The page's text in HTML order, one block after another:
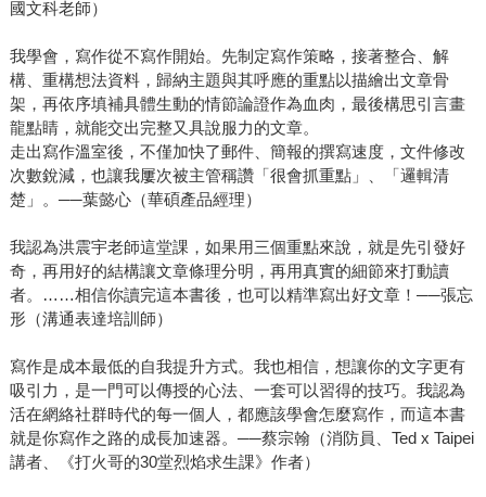
國文科老師）
我學會，寫作從不寫作開始。先制定寫作策略，接著整合、解
構、重構想法資料，歸納主題與其呼應的重點以描繪出文章骨
架，再依序填補具體生動的情節論證作為血肉，最後構思引言畫
龍點睛，就能交出完整又具說服力的文章。
走出寫作溫室後，不僅加快了郵件、簡報的撰寫速度，文件修改
次數銳減，也讓我屢次被主管稱讚「很會抓重點」、「邏輯清
楚」。──葉懿心（華碩產品經理）
我認為洪震宇老師這堂課，如果用三個重點來說，就是先引發好
奇，再用好的結構讓文章條理分明，再用真實的細節來打動讀
者。……相信你讀完這本書後，也可以精準寫出好文章！──張忘
形（溝通表達培訓師）
寫作是成本最低的自我提升方式。我也相信，想讓你的文字更有
吸引力，是一門可以傳授的心法、一套可以習得的技巧。我認為
活在網絡社群時代的每一個人，都應該學會怎麼寫作，而這本書
就是你寫作之路的成長加速器。──蔡宗翰（消防員、Ted x Taipei
講者、《打火哥的30堂烈焰求生課》作者）